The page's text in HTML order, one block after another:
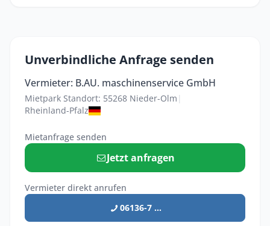
Unverbindliche Anfrage senden
Vermieter: B.AU. maschinenservice GmbH
Mietpark Standort: 55268 Nieder-Olm |
Rheinland-Pfalz
Mietanfrage senden
Jetzt anfragen
Vermieter direkt anrufen
06136-7 ...